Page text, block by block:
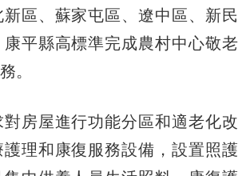
區、蘇家屯區、遼中區、新民
平縣高標準完成農村中心敬老
。
屋進行功能分區和適老化改
理和康復服務設備，設置照護